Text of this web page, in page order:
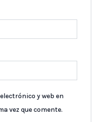
y web en
vez que comente.